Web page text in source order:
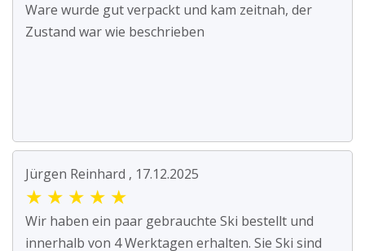
Ware wurde gut verpackt und kam zeitnah, der
Zustand war wie beschrieben
Jürgen Reinhard , 17.12.2025
★ ★ ★ ★ ★
Wir haben ein paar gebrauchte Ski bestellt und
innerhalb von 4 Werktagen erhalten. Sie Ski sind